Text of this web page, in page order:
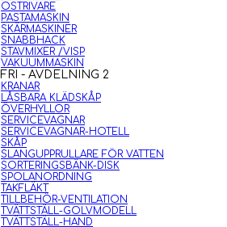
OSTRIVARE
PASTAMASKIN
SKÄRMASKINER
SNABBHACK
STAVMIXER /VISP
VAKUUMMASKIN
- AVDELNING 2
KRANAR
LÅSBARA KLÄDSKÅP
ÖVERHYLLOR
SERVICEVAGNAR
SERVICEVAGNAR-HOTELL
SKÅP
SLANGUPPRULLARE FÖR VATTEN
SORTERINGSBÄNK-DISK
SPOLANORDNING
TAKFLÄKT
TILLBEHÖR-VENTILATION
TVÄTTSTÄLL-GOLVMODELL
TVÄTTSTÄLL-HAND